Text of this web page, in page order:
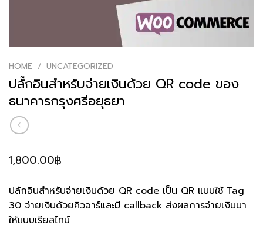
HOME / UNCATEGORIZED
ปลั๊กอินสำหรับจ่ายเงินด้วย QR code ของ
ธนาคารกรุงศรีอยุธยา
1,800.00฿
ปลักอินสำหรับจ่ายเงินด้วย QR code เป็น QR แบบใช้ Tag
30 จ่ายเงินด้วยคิวอาร์และมี callback ส่งผลการจ่ายเงินมา
ให้แบบเรียลไทม์